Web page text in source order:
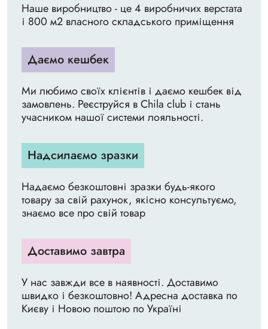
Наше виробництво - це 4 виробничих верстата
і 800 м2 власного складського приміщення
Даємо кешбек
Ми любимо своїх клієнтів і даємо кешбек від
замовлень. Реєструйся в Chila club і стань
учасником нашої системи лояльності.
Надсилаємо зразки
Надаємо безкоштовні зразки будь-якого
товару за свій рахунок, якісно консультуємо,
знаємо все про свій товар
Доставимо завтра
У нас завжди все в наявності. Доставимо
швидко і безкоштовно! Адресна доставка по
Києву і Новою поштою по Україні